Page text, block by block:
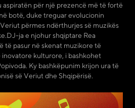
aspiratën për një prezencë më të fortë
botë, duke treguar evolucionin
përmes ndërthurjes së muzikës
ja e njohur shqiptare Rea
të pasur në skenat muzikore të
kulturore, i bashkohet
Ky bashkëpunim krijon ura të
së Veriut dhe Shqipërisë.